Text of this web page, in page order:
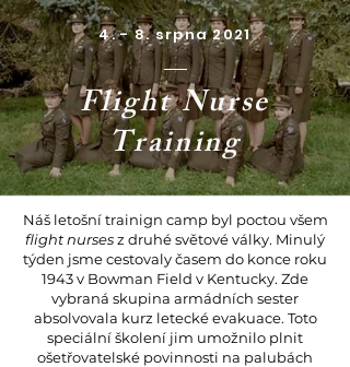
4. - 8. srpna 2021
Flight Nurse
Training
Náš letošní trainign camp byl poctou všem
flight nursesz druhé světové války. Minulý
týden jsme cestovaly časem do konce roku
1943 v Bowman Field v Kentucky. Zde
vybraná skupina armádních sester
absolvovala kurz letecké evakuace. Toto
speciální školení jim umožnilo plnit
ošetřovatelské povinnosti na palubách